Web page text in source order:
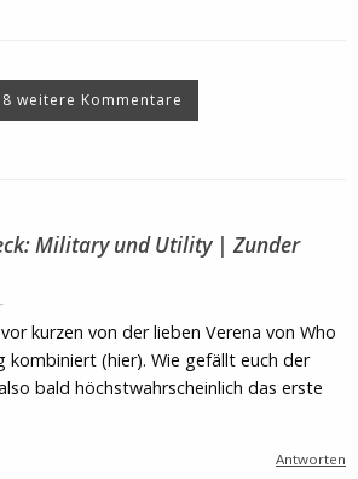
weitere Kommentare
Military und Utility | Zunder
kurzen von der lieben Verena von Who
kombiniert (hier). Wie gefällt euch der
bald höchstwahrscheinlich das erste
Antworten